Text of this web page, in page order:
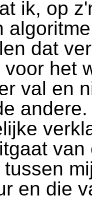
ik, op
dat
het
val en
van
en die